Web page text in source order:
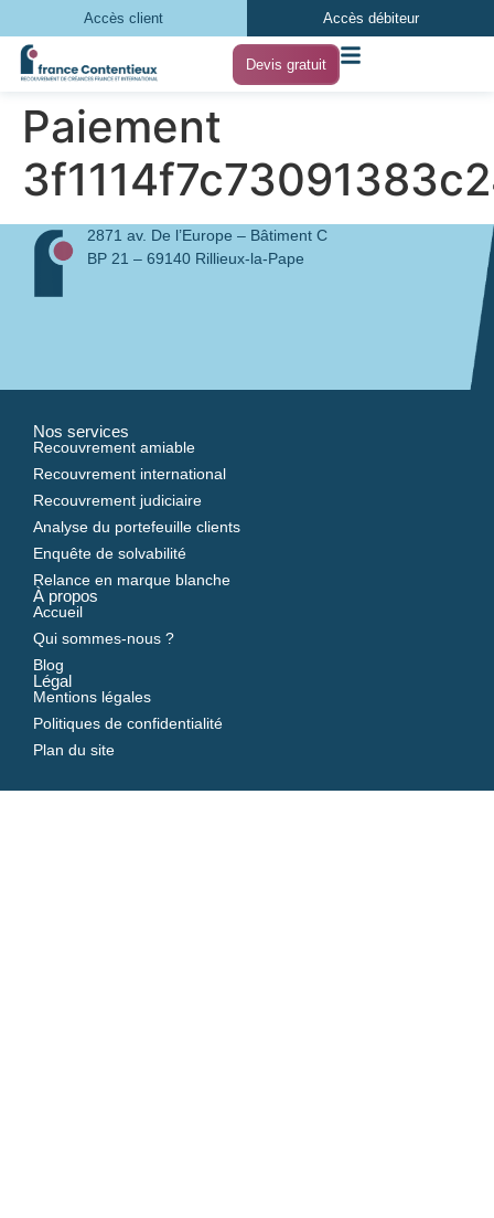
Accès client Accès débiteur
Devis gratuit
Paiement
2871 av. De l’Europe – Bâtiment C
BP 21 – 69140 Rillieux-la-Pape
Nos services
Recouvrement amiable
Recouvrement international
Recouvrement judiciaire
Analyse du portefeuille clients
Enquête de solvabilité
Relance en marque blanche
À propos
Accueil
Qui sommes-nous ?
Blog
Légal
Mentions légales
Politiques de confidentialité
Plan du site